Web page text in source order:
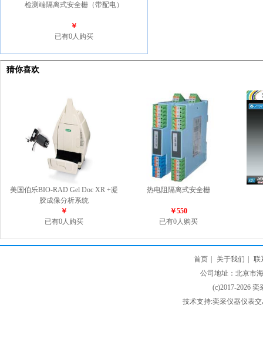
检测端隔离式安全栅（带配电）
￥
已有0人购买
猜你喜欢
美国伯乐BIO-RAD Gel Doc XR +凝
胶成像分析系统
￥
已有0人购买
热电阻隔离式安全栅
￥550
已有0人购买
首页 关于我们
联
公司地址：北京市
(c)2017-2026
技术支持:奕采仪器仪表